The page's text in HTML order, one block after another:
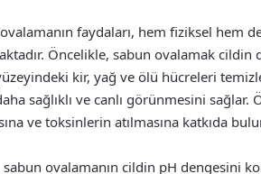
faydaları, hem fiziksel hem
Öncelikle, sabun ovalamak
kir, yağ ve ölü hücreleri
sağlıklı ve canlı görünmesini
ve toksinlerin atılmasına katkıda
sabun ovalamanın cildin pH dengesini